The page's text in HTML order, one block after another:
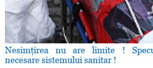
Nesimţirea nu are limite !
necesare sistemului sanitar !